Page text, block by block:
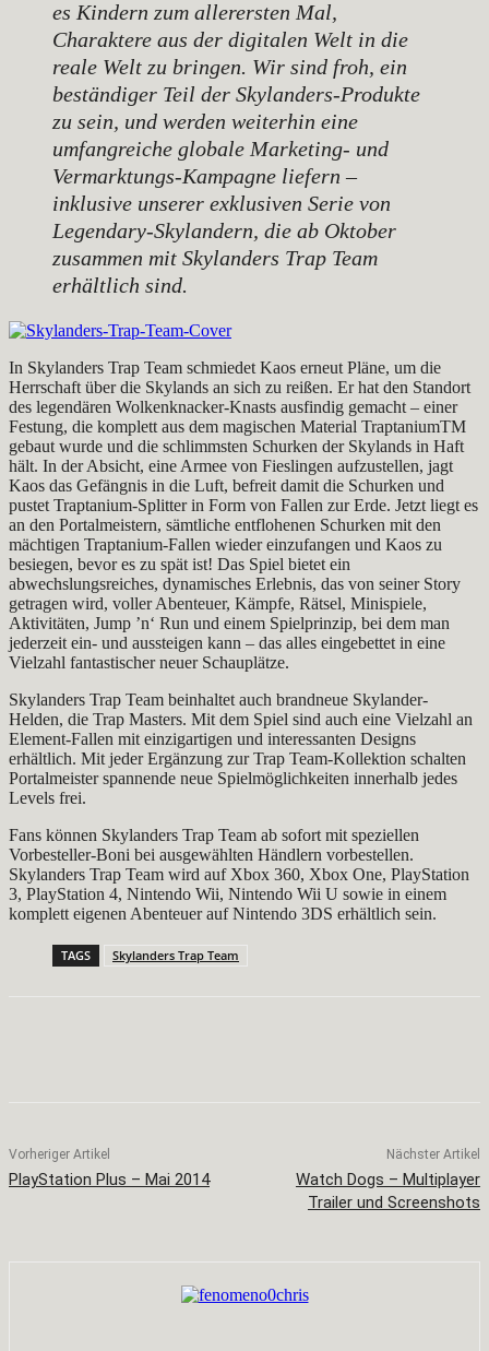
es Kindern zum allerersten Mal,
Charaktere aus der digitalen Welt in die
reale Welt zu bringen. Wir sind froh, ein
beständiger Teil der Skylanders-Produkte
zu sein, und werden weiterhin eine
umfangreiche globale Marketing- und
Vermarktungs-Kampagne liefern –
inklusive unserer exklusiven Serie von
Legendary-Skylandern, die ab Oktober
zusammen mit Skylanders Trap Team
erhältlich sind.
In Skylanders Trap Team schmiedet Kaos erneut Pläne, um die
Herrschaft über die Skylands an sich zu reißen. Er hat den Standort
des legendären Wolkenknacker-Knasts ausfindig gemacht – einer
Festung, die komplett aus dem magischen Material TraptaniumTM
gebaut wurde und die schlimmsten Schurken der Skylands in Haft
hält. In der Absicht, eine Armee von Fieslingen aufzustellen, jagt
Kaos das Gefängnis in die Luft, befreit damit die Schurken und
pustet Traptanium-Splitter in Form von Fallen zur Erde. Jetzt liegt es
an den Portalmeistern, sämtliche entflohenen Schurken mit den
mächtigen Traptanium-Fallen wieder einzufangen und Kaos zu
besiegen, bevor es zu spät ist! Das Spiel bietet ein
abwechslungsreiches, dynamisches Erlebnis, das von seiner Story
getragen wird, voller Abenteuer, Kämpfe, Rätsel, Minispiele,
Aktivitäten, Jump ’n‘ Run und einem Spielprinzip, bei dem man
jederzeit ein- und aussteigen kann – das alles eingebettet in eine
Vielzahl fantastischer neuer Schauplätze.
Skylanders Trap Team beinhaltet auch brandneue Skylander-
Helden, die Trap Masters. Mit dem Spiel sind auch eine Vielzahl an
Element-Fallen mit einzigartigen und interessanten Designs
erhältlich. Mit jeder Ergänzung zur Trap Team-Kollektion schalten
Portalmeister spannende neue Spielmöglichkeiten innerhalb jedes
Levels frei.
Fans können Skylanders Trap Team ab sofort mit speziellen
Vorbesteller-Boni bei ausgewählten Händlern vorbestellen.
Skylanders Trap Team wird auf Xbox 360, Xbox One, PlayStation
3, PlayStation 4, Nintendo Wii, Nintendo Wii U sowie in einem
komplett eigenen Abenteuer auf Nintendo 3DS erhältlich sein.
TAGS Skylanders Trap Team
Vorheriger Artikel
PlayStation Plus – Mai 2014
Nächster Artikel
Watch Dogs – Multiplayer
Trailer und Screenshots